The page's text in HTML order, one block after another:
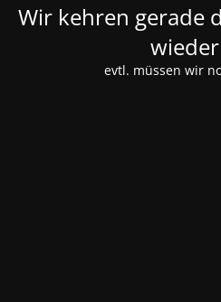
Wir kehren gerade
evtl. müssen wir